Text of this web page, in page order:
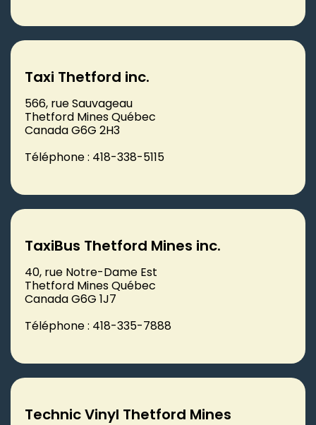
Taxi Thetford inc.
566, rue Sauvageau
Thetford Mines Québec
Canada G6G 2H3
Téléphone : 418-338-5115
TaxiBus Thetford Mines inc.
40, rue Notre-Dame Est
Thetford Mines Québec
Canada G6G 1J7
Téléphone : 418-335-7888
Technic Vinyl Thetford Mines